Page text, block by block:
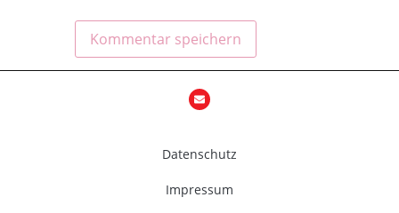
Datenschutz
Impressum